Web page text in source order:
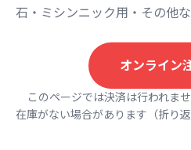
石・ミシンニック用・その他な
オンライン
このページでは決済は行われま
在庫がない場合があります（折り